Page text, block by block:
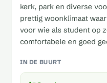
kerk, park en diverse
prettig woonklimaat
voor wie als student op
comfortabele en goed
IN DE BUURT